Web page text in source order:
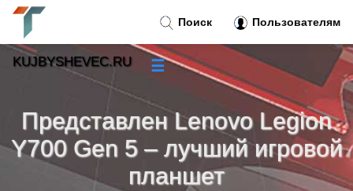
Представлен Lenovo Legion
Y700 Gen 5 – лучший игровой
планшет
Поиск Пользователям
KUJBYSHEVEC.RU ☰
Новости»
Тренды новостей»
Рубрики»